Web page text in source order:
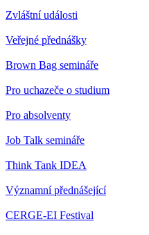
Zvláštní události
Veřejné přednášky
Brown Bag semináře
Pro uchazeče o studium
Pro absolventy
Job Talk semináře
Think Tank IDEA
Významní přednášející
CERGE-EI Festival